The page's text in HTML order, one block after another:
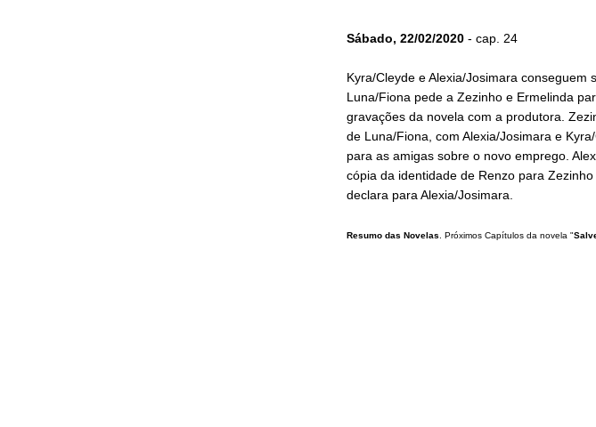
Sábado, 22/02/2020- cap. 24
Kyra/Cleyde e Alexia/Josimara conseguem
Luna/Fiona pede a Zezinho e Ermelinda
gravações da novela com a produtora.
de Luna/Fiona, com Alexia/Josimara e
para as amigas sobre o novo emprego.
cópia da identidade de Renzo para
declara para Alexia/Josimara.
Resumo das Novelas . Próximos Capítulos da novela "